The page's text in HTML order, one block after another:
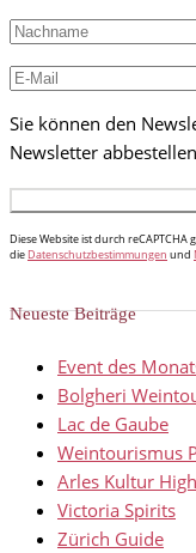
Sie können den
Newsletter
Diese Website ist durch reCAPTCHA
die Datenschutzbestimmungen und
Neueste Beiträge
Event des
Bolgheri
Lac de Gaube
Weintourismus
Arles Kultur
Victoria Spirits
Zürich Guide